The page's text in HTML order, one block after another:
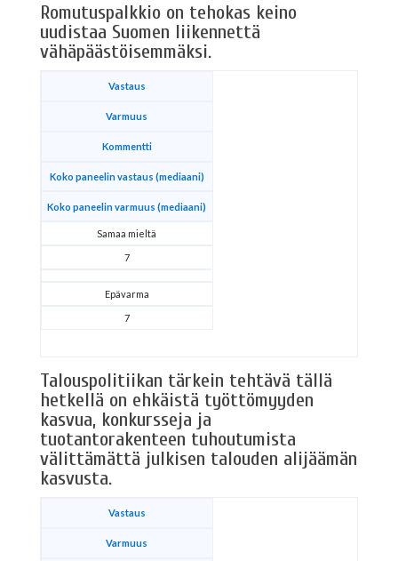
Romutuspalkkio on tehokas keino
uudistaa Suomen liikennettä
vähäpäästöisemmäksi.
Vastaus
Varmuus
Kommentti
Koko paneelin vastaus (mediaani)
Koko paneelin varmuus (mediaani)
Samaa mieltä
7
Epävarma
7
Talouspolitiikan tärkein tehtävä tällä
hetkellä on ehkäistä työttömyyden
kasvua, konkursseja ja
tuotantorakenteen tuhoutumista
välittämättä julkisen talouden alijäämän
kasvusta.
Vastaus
Varmuus